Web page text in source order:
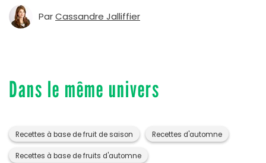
ParCassandre Jalliffier
Dans le même univers
Recettes à base de fruit de saison Recettes d'automne
Recettes à base de fruits d'automne